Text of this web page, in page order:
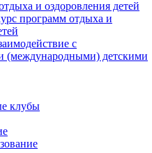
и оздоровления детей
программ отдыха и
с
(международными) детскими
клубы